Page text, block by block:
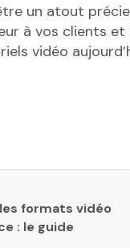
un atout
à vos clients
vidéo
formats vidéo
: le guide